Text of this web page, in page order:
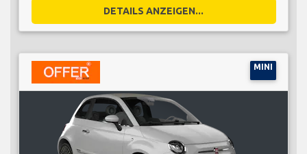
DETAILS ANZEIGEN...
MINI